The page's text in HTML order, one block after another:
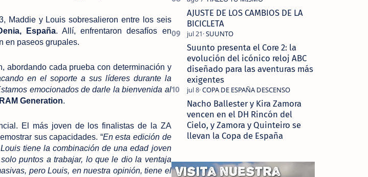
Maddie y Louis sobresalieron entre los seis
España. Allí, enfrentaron desafíos en
en paseos grupales.
abordando cada prueba con determinación y
en el soporte a sus líderes durante la
emocionados de darle la bienvenida al
Generation.
El más joven de los finalistas de la ZA
sus capacidades. “En esta edición de
tiene la combinación de una edad joven
puntos a trabajar, lo que le dio la ventaja
pero Louis, en nuestra opinión, tiene el
AJUSTE DE LOS CAMBIOS DE LA
BICICLETA
Suunto presenta el Core 2: la
evolución del icónico reloj ABC
diseñado para las aventuras más
exigentes
Nacho Ballester y Kira Zamora
vencen en el DH Rincón del
Cielo, y Zamora y Quinteiro se
llevan la Copa de España